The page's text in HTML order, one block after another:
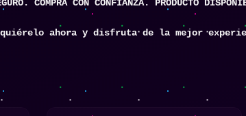
COMPRA CON CONFIANZA. PRODUCTO
ahora y disfruta de la mejor